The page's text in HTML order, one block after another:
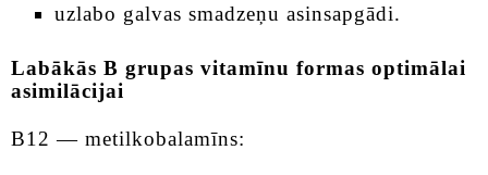
uzlabo galvas smadzeņu asinsapgādi.
Labākās B grupas vitamīnu formas optimālai
asimilācijai
B12 — metilkobalamīns: